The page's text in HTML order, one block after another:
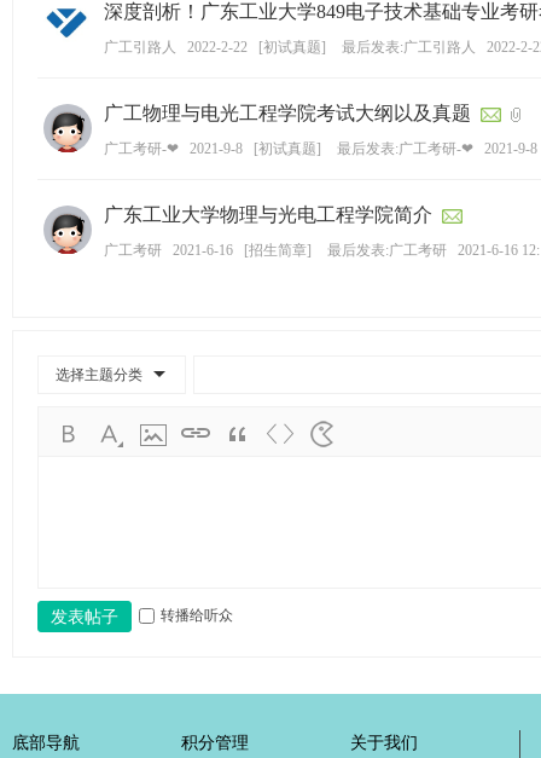
深度剖析！广东工业大学849电子技术基础专业考
广工引路人 2022-2-22 [初试真题] 最后发表:广工引路人 2022-2-
广工物理与电光工程学院考试大纲以及真题
广工考研-❤ 2021-9-8 [初试真题] 最后发表:广工考研-❤ 2021-9-8
广东工业大学物理与光电工程学院简介
广工考研 2021-6-16 [招生简章] 最后发表:广工考研 2021-6-16
选择主题分类
发表帖子 转播给听众
底部导航 积分管理 关于我们